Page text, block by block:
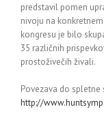
predstavil pomen
nivoju na konkretnem
kongresu je bilo
35 različnih
prostoživečih živali.
Povezava do spletne
http://